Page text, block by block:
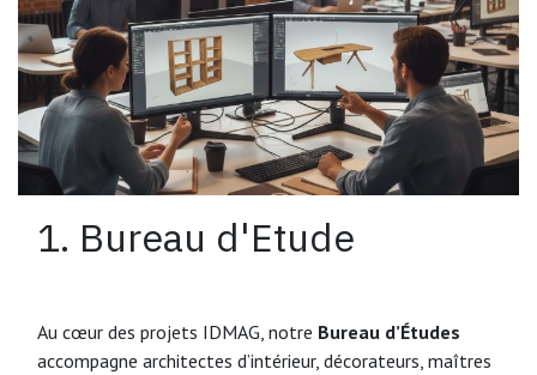
1. Bureau d'Etude
Au cœur des projets IDMAG, notre Bureau d’Études
accompagne architectes d’intérieur, décorateurs, maîtres